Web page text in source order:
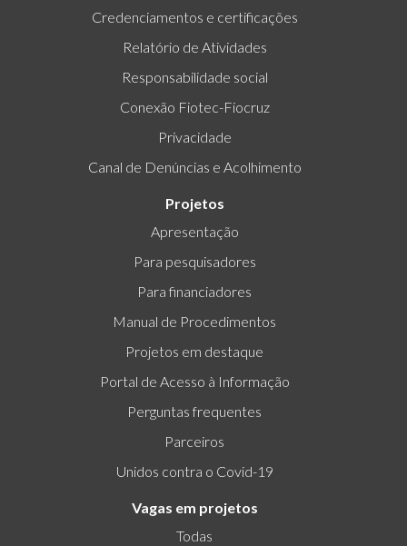
Credenciamentos e certificações
Relatório de Atividades
Responsabilidade social
Conexão Fiotec-Fiocruz
Privacidade
Canal de Denúncias e Acolhimento
Projetos
Apresentação
Para pesquisadores
Para financiadores
Manual de Procedimentos
Projetos em destaque
Portal de Acesso à Informação
Perguntas frequentes
Parceiros
Unidos contra o Covid-19
Vagas em projetos
Todas